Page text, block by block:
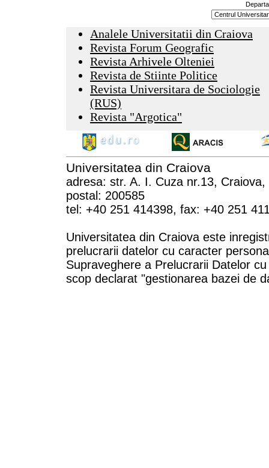
Analele Universitatii din Craiova
Revista Forum Geografic
Revista Arhivele Olteniei
Revista de Stiinte Politice
Revista Universitara de Sociologie
(RUS)
Revista "Argotica"
Universitatea din Craiova
adresa: str. A. I. Cuza nr.13,
postal: 200585
tel: +40 251 414398, fax: +40 251
Universitatea din Craiova este
prelucrarii datelor cu caracter
Supraveghere a Prelucrarii Datelor
scop declarat "gestionarea bazei de